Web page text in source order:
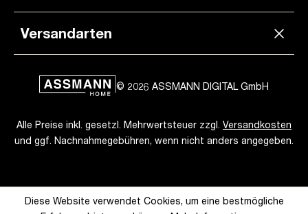
Versandarten
© 2026 ASSMANN DIGITAL GmbH
Alle Preise inkl. gesetzl. Mehrwertsteuer zzgl. Versandkosten
und ggf. Nachnahmegebühren, wenn nicht anders angegeben.
Diese Website verwendet Cookies, um eine bestmögliche